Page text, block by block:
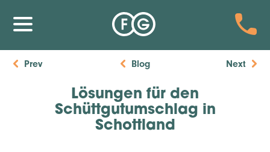
Prev Blog Next
Lösungen für den
Schüttgutumschlag in
Schottland